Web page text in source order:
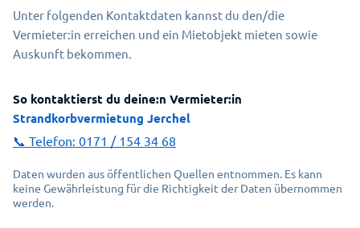
Unter folgenden Kontaktdaten kannst du den/die
Vermieter:in erreichen und ein Mietobjekt mieten sowie
Auskunft bekommen.
So kontaktierst du deine:n Vermieter:in
Strandkorbvermietung Jerchel
📞 Telefon: 0171 / 154 34 68
Daten wurden aus öffentlichen Quellen entnommen. Es kann
keine Gewährleistung für die Richtigkeit der Daten übernommen
werden.